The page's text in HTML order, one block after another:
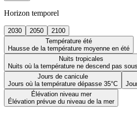
Horizon temporel
2030 2050
2100
Température été
Hausse de la température moyenne en été
Nuits tropicales
Nuits où la température ne descend pas
Jours de canicule
Jours où la température dépasse 35°C
Élévation niveau mer
Élévation prévue du niveau de la mer